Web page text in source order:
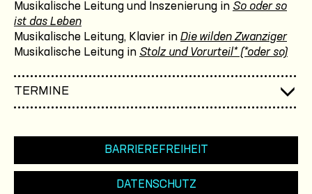
Musikalische Leitung und Inszenierung in So oder so
ist das Leben
Musikalische Leitung, Klavier in Die wilden Zwanziger
Musikalische Leitung in Stolz und Vorurteil* (*oder so)
TERMINE
BARRIEREFREIHEIT
DATENSCHUTZ